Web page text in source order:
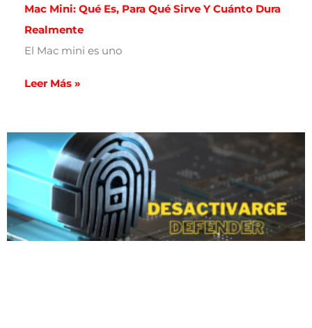
Mac Mini: Qué Es, Para Qué Sirve Y Cuánto Dura
Realmente
El Mac mini es uno
Leer Más »